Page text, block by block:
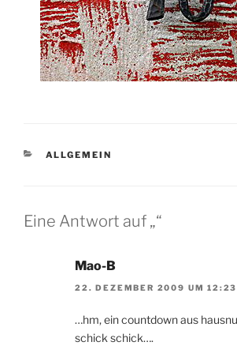
KATEGORIEN
ALLGEMEIN
Eine Antwort auf „“
Mao-B
22. DEZEMBER 2009 UM 12:23
…hm, ein countdown aus
schick schick….